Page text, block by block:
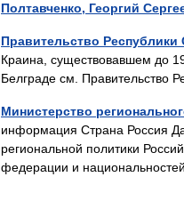
Полтавченко, Георгий
Правительство Республики
Краина, существовавшем до
Белграде см. Правительство
Министерство
информация Страна Россия
региональной политики
федерации и